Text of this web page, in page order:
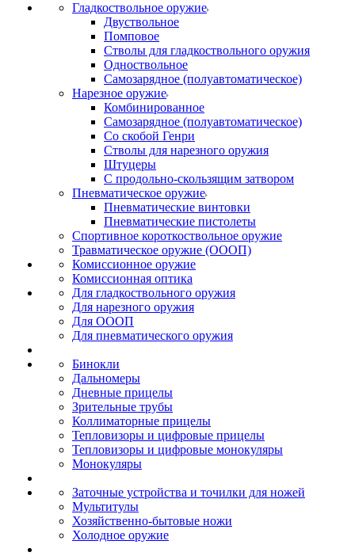
Гладкоствольное оружие
Двуствольное
Помповое
Стволы для гладкоствольного оружия
Одноствольное
Самозарядное (полуавтоматическое)
Нарезное оружие
Комбинированное
Самозарядное (полуавтоматическое)
Со скобой Генри
Стволы для нарезного оружия
Штуцеры
С продольно-скользящим затвором
Пневматическое оружие
Пневматические винтовки
Пневматические пистолеты
Спортивное короткоствольное оружие
Травматическое оружие (ОООП)
Комиссионное оружие
Комиссионная оптика
Для гладкоствольного оружия
Для нарезного оружия
Для ОООП
Для пневматического оружия
Бинокли
Дальномеры
Дневные прицелы
Зрительные трубы
Коллиматорные прицелы
Тепловизоры и цифровые прицелы
Тепловизоры и цифровые монокуляры
Монокуляры
Заточные устройства и точилки для ножей
Мультитулы
Хозяйственно-бытовые ножи
Холодное оружие